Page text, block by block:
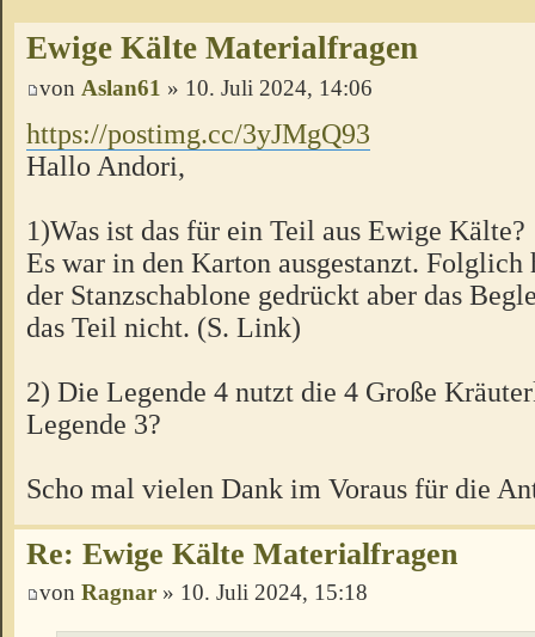
Ewige Kälte Materialfragen
von Aslan61 » 10. Juli 2024, 14:06
https://postimg.cc/3yJMgQ93
Hallo Andori,
1)Was ist das für ein Teil aus Ewige Kälte?
Es war in den Karton ausgestanzt. Folglich
der Stanzschablone gedrückt aber das
das Teil nicht. (S. Link)
2) Die Legende 4 nutzt die 4 Große
Legende 3?
Scho mal vielen Dank im Voraus für die
Re: Ewige Kälte Materialfragen
von Ragnar » 10. Juli 2024, 15:18